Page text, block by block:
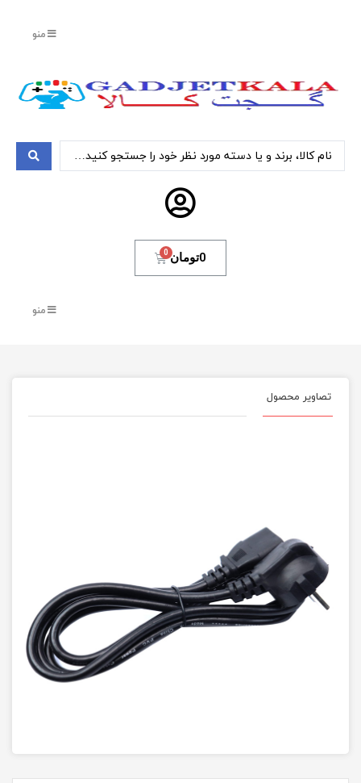
منو
0تومان
منو
تصاویر محصول